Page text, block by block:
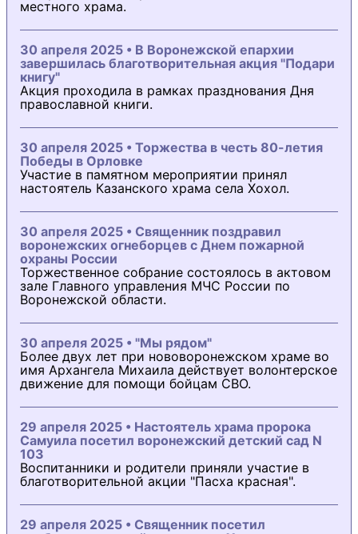
местного храма.
30 апреля 2025 • В Воронежской епархии
завершилась благотворительная акция "Подари
книгу"
Акция проходила в рамках празднования Дня
православной книги.
30 апреля 2025 • Торжества в честь 80-летия
Победы в Орловке
Участие в памятном мероприятии принял
настоятель Казанского храма села Хохол.
30 апреля 2025 • Священник поздравил
воронежских огнеборцев с Днем пожарной
охраны России
Торжественное собрание состоялось в актовом
зале Главного управления МЧС России по
Воронежской области.
30 апреля 2025 • "Мы рядом"
Более двух лет при нововоронежском храме во
имя Архангела Михаила действует волонтерское
движение для помощи бойцам СВО.
29 апреля 2025 • Настоятель храма пророка
Самуила посетил воронежский детский сад N
103
Воспитанники и родители приняли участие в
благотворительной акции "Пасха красная".
29 апреля 2025 • Священник посетил